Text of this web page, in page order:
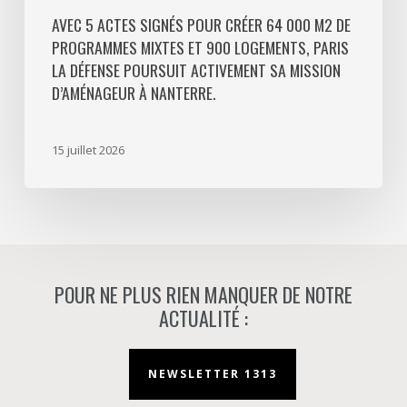
Défense
poursuit
activement
AVEC 5 ACTES SIGNÉS POUR CRÉER 64 000 M2 DE
PROGRAMMES MIXTES ET 900 LOGEMENTS, PARIS
LA DÉFENSE POURSUIT ACTIVEMENT SA MISSION
D’AMÉNAGEUR À NANTERRE.
15 juillet 2026
POUR NE PLUS RIEN MANQUER DE NOTRE
ACTUALITÉ :
NEWSLETTER 1313